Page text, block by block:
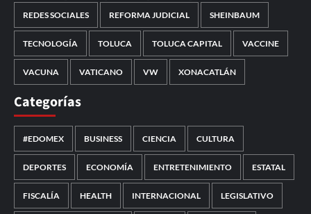
REDES SOCIALES REFORMA JUDICIAL SHEINBAUM
TECNOLOGÍA TOLUCA TOLUCA CAPITAL VACCINE
VACUNA VATICANO VW XONACATLÁN
Categorías
#EDOMEX BUSINESS CIENCIA CULTURA
DEPORTES ECONOMÍA ENTRETENIMIENTO ESTATAL
FISCALÍA HEALTH INTERNACIONAL LEGISLATIVO